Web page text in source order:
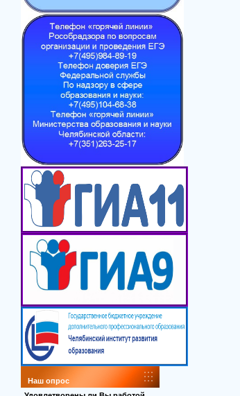
Наш опрос